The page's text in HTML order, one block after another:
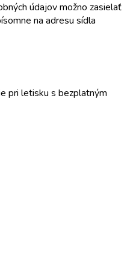
údajov možno zasielať
na adresu sídla
pri letisku s bezplatným